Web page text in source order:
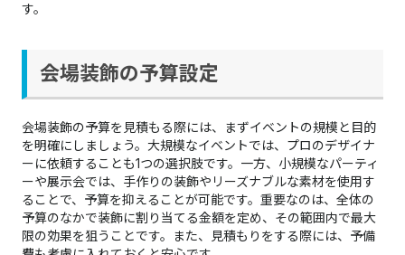
す。
会場装飾の予算設定
会場装飾の予算を見積もる際には、まずイベントの規模と目的
を明確にしましょう。大規模なイベントでは、プロのデザイナ
ーに依頼することも1つの選択肢です。一方、小規模なパーティ
ーや展示会では、手作りの装飾やリーズナブルな素材を使用す
ることで、予算を抑えることが可能です。重要なのは、全体の
予算のなかで装飾に割り当てる金額を定め、その範囲内で最大
限の効果を狙うことです。また、見積もりをする際には、予備